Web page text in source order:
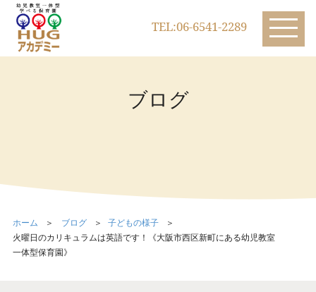
TEL:06-6541-2289
ブログ
ホーム ブログ
子どもの様子
火曜日のカリキュラムは英語です！《大阪市西区新町にある幼児教室
一体型保育園》